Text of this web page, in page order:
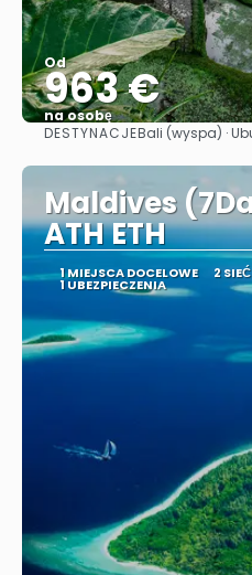
Od
963 €
na osobę
DESTYNACJEBali (wyspa) ·
Maldives
ATH ETH
1 MIEJSCA DOCELOWE 2
1 UBEZPIECZENIA